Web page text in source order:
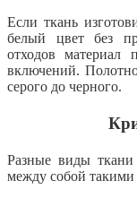
Если ткань
белый цвет без
отходов материал
включений.
серого до черного.
Разные виды ткани
между собой такими